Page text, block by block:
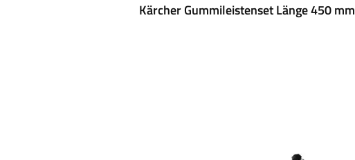
Kärcher Gummileistenset Länge 450 mm